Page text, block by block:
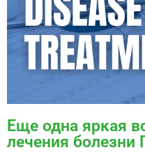
Еще одна яркая
лечения болезни